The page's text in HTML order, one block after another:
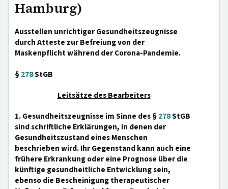
Hamburg)
Ausstellen unrichtiger Gesundheitszeugnisse
durch Atteste zur Befreiung von der
Maskenpflicht während der Corona-Pandemie.
§278StGB
Leitsätze des Bearbeiters
1. Gesundheitszeugnisse im Sinne des §278StGB
sind schriftliche Erklärungen, in denen der
Gesundheitszustand eines Menschen
beschrieben wird. Ihr Gegenstand kann auch eine
frühere Erkrankung oder eine Prognose über die
künftige gesundheitliche Entwicklung sein,
ebenso die Bescheinigung therapeutischer